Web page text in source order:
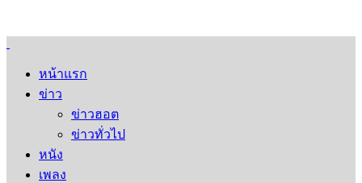
หน้าแรก
ข่าว
ข่าวฮอต
ข่าวทั่วไป
หนัง
เพลง